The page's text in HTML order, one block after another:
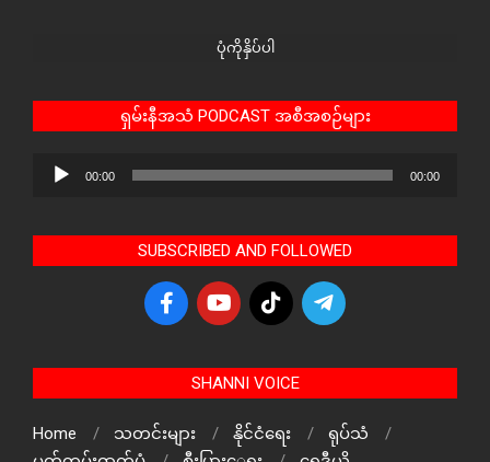
ပုံကိုနှိပ်ပါ
ရှမ်းနီအသံ PODCAST အစီအစဉ်များ
Audio
00:00 00:00
SUBSCRIBED AND FOLLOWED
SHANNI VOICE
Home သတင်းများ နိုင်ငံရေး
ရုပ်သံ